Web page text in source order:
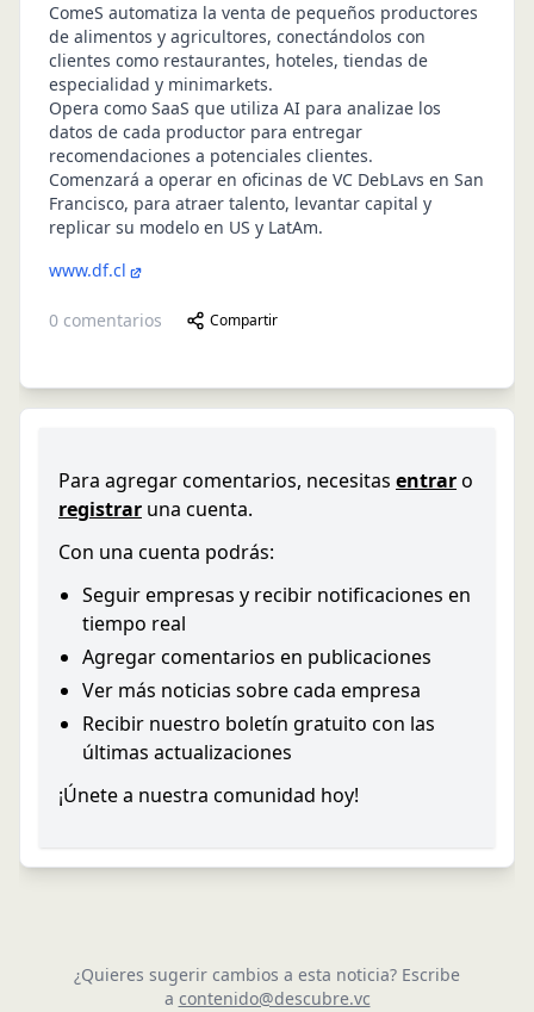
ComeS automatiza la venta de pequeños productores
de alimentos y agricultores, conectándolos con
clientes como restaurantes, hoteles, tiendas de
especialidad y minimarkets.
Opera como SaaS que utiliza AI para analizae los
datos de cada productor para entregar
recomendaciones a potenciales clientes.
Comenzará a operar en oficinas de VC DebLavs en San
Francisco, para atraer talento, levantar capital y
replicar su modelo en US y LatAm.
www.df.cl
0 comentarios Compartir
Para agregar comentarios, necesitas entraro
registrar una cuenta.
Con una cuenta podrás:
Seguir empresas y recibir notificaciones en
tiempo real
Agregar comentarios en publicaciones
Ver más noticias sobre cada empresa
Recibir nuestro boletín gratuito con las
últimas actualizaciones
¡Únete a nuestra comunidad hoy!
¿Quieres sugerir cambios a esta noticia? Escribe
a contenido@descubre.vc